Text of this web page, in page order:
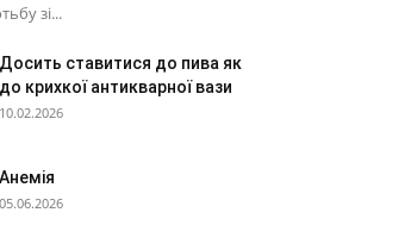
зі...
Досить ставитися до пива як
до крихкої антикварної вази
10.02.2026
Анемія
05.06.2026